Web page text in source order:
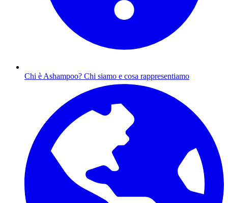
Chi è Ashampoo? Chi siamo e cosa rappresentiamo